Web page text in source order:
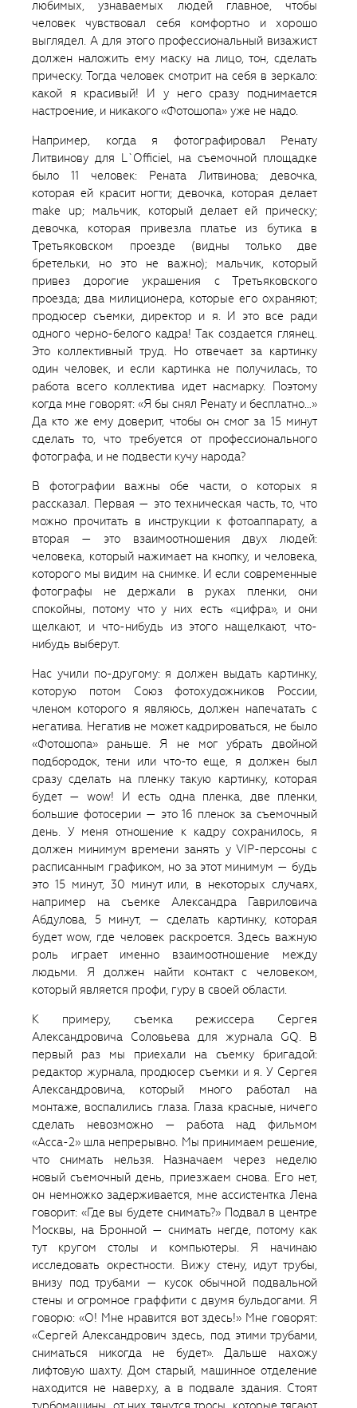
любимых, узнаваемых людей главное, чтобы
человек чувствовал себя комфортно и хорошо
выглядел. А для этого профессиональный визажист
должен наложить ему маску на лицо, тон, сделать
прическу. Тогда человек смотрит на себя в зеркало:
какой я красивый! И у него сразу поднимается
настроение, и никакого «Фотошопа» уже не надо.
Например, когда я фотографировал Ренату
Литвинову для L`Officiel, на съемочной площадке
было 11 человек: Рената Литвинова; девочка,
которая ей красит ногти; девочка, которая делает
make up; мальчик, который делает ей прическу;
девочка, которая привезла платье из бутика в
Третьяковском проезде (видны только две
бретельки, но это не важно); мальчик, который
привез дорогие украшения с Третьяковского
проезда; два милиционера, которые его охраняют;
продюсер съемки, директор и я. И это все ради
одного черно-белого кадра! Так создается глянец.
Это коллективный труд. Но отвечает за картинку
один человек, и если картинка не получилась, то
работа всего коллектива идет насмарку. Поэтому
когда мне говорят: «Я бы снял Ренату и бесплатно…»
Да кто же ему доверит, чтобы он смог за 15 минут
сделать то, что требуется от профессионального
фотографа, и не подвести кучу народа?
В фотографии важны обе части, о которых я
рассказал. Первая — это техническая часть, то, что
можно прочитать в инструкции к фотоаппарату, а
вторая — это взаимоотношения двух людей:
человека, который нажимает на кнопку, и человека,
которого мы видим на снимке. И если современные
фотографы не держали в руках пленки, они
спокойны, потому что у них есть «цифра», и они
щелкают, и что-нибудь из этого нащелкают, что-
нибудь выберут.
Нас учили по-другому: я должен выдать картинку,
которую потом Союз фотохудожников России,
членом которого я являюсь, должен напечатать с
негатива. Негатив не может кадрироваться, не было
«Фотошопа» раньше. Я не мог убрать двойной
подбородок, тени или что-то еще, я должен был
сразу сделать на пленку такую картинку, которая
будет — wow! И есть одна пленка, две пленки,
большие фотосерии — это 16 пленок за съемочный
день. У меня отношение к кадру сохранилось, я
должен минимум времени занять у VIP-персоны с
расписанным графиком, но за этот минимум — будь
это 15 минут, 30 минут или, в некоторых случаях,
например на съемке Александра Гавриловича
Абдулова, 5 минут, — сделать картинку, которая
будет wow, где человек раскроется. Здесь важную
роль играет именно взаимоотношение между
людьми. Я должен найти контакт с человеком,
который является профи, гуру в своей области.
К примеру, съемка режиссера Сергея
Александровича Соловьева для журнала GQ. В
первый раз мы приехали на съемку бригадой:
редактор журнала, продюсер съемки и я. У Сергея
Александровича, который много работал на
монтаже, воспалились глаза. Глаза красные, ничего
сделать невозможно — работа над фильмом
«Асса-2» шла непрерывно. Мы принимаем решение,
что снимать нельзя. Назначаем через неделю
новый съемочный день, приезжаем снова. Его нет,
он немножко задерживается, мне ассистентка Лена
говорит: «Где вы будете снимать?» Подвал в центре
Москвы, на Бронной — снимать негде, потому как
тут кругом столы и компьютеры. Я начинаю
исследовать окрестности. Вижу стену, идут трубы,
внизу под трубами — кусок обычной подвальной
стены и огромное граффити с двумя бульдогами. Я
говорю: «О! Мне нравится вот здесь!» Мне говорят:
«Сергей Александрович здесь, под этими трубами,
сниматься никогда не будет». Дальше нахожу
лифтовую шахту. Дом старый, машинное отделение
находится не наверху, а в подвале здания. Стоят